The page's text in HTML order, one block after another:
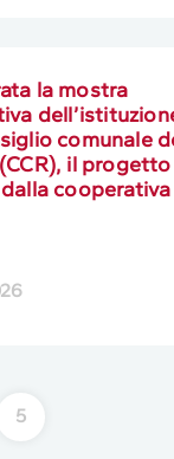
la mostra
comunale
il progetto
cooperativa
5